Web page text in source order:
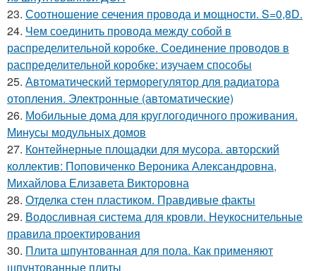
23. Соотношение сечения провода и мощности. S=0,8D.
24. Чем соединить провода между собой в
распределительной коробке. Соединение проводов в
распределительной коробке: изучаем способы
25. Автоматический терморегулятор для радиатора
отопления. Электронные (автоматические)
26. Мобильные дома для круглогодичного проживания.
Минусы модульных домов
27. Контейнерные площадки для мусора. авторский
коллектив: Поповиченко Вероника Александровна,
Михайлова Елизавета Викторовна
28. Отделка стен пластиком. Правдивые факты
29. Водосливная система для кровли. Неукоснительные
правила проектирования
30. Плита шпунтованная для пола. Как применяют
шпунтованные плиты